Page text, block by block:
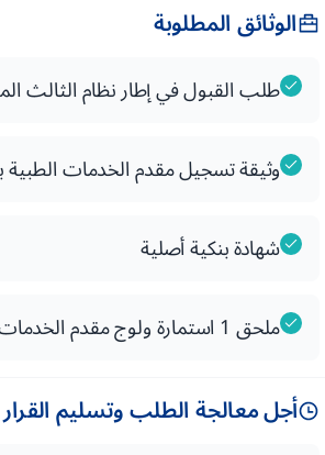
الوثائق المطلوبة
طلب القبول في إطار نظام الثالث
وثيقة تسجيل مقدم الخدمات الطبية
شهادة بنكية أصلية
ملحق 1 استمارة ولوج مقدم الخدمات الطبية الى التطبيق الإعلامي الخاص بالتحملات
أجل معالجة الطلب وتسليم القرار